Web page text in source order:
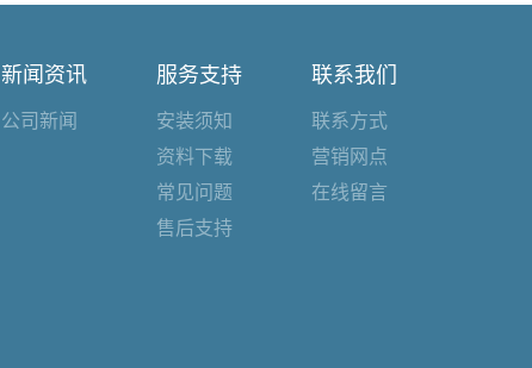
新闻资讯
公司新闻
服务支持
安装须知
资料下载
常见问题
售后支持
联系我们
联系方式
营销网点
在线留言